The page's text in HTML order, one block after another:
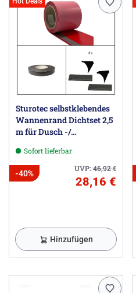
Sturotec selbstklebendes
Wannenrand Dichtset 2,5
m für Dusch -/
Sofort lieferbar
UVP:46,92€
-40%
28,16 €
Hinzufügen